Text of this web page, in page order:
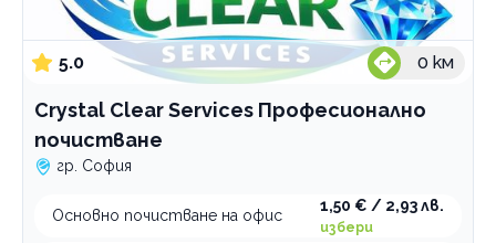
5.0 0 км
Crystal Clear Services Професионално
почистване
гр. София
Основно почистване на офис
1,50 € / 2,93 лв.
избери